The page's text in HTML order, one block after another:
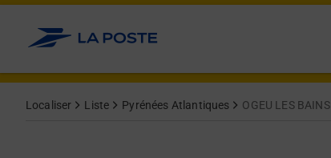
Allez au contenu
Localiser Liste Pyrénées Atlantiques OGEU LES BAINS
Afficher ou masquer la réponse
Afficher ou masquer la réponse
Afficher ou masquer la réponse
Afficher ou masquer la réponse
Afficher ou masquer la réponse